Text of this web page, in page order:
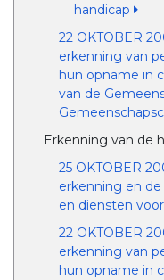
handicap
22 OKTOBER
erkenning van
hun opname in
van de
Erkenning van de
25 OKTOBER
erkenning en
en diensten
22 OKTOBER
erkenning van
hun opname in